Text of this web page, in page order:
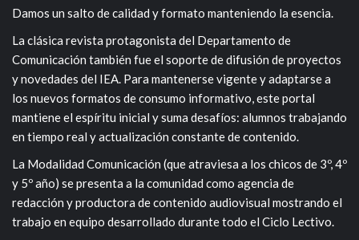
Damos un salto de calidad y formato manteniendo la esencia.
La clásica revista protagonista del Departamento de
Comunicación también fue el soporte de difusión de proyectos
y novedades del IEA. Para mantenerse vigente y adaptarse a
los nuevos formatos de consumo informativo, este portal
mantiene el espíritu inicial y suma desafíos: alumnos trabajando
en tiempo real y actualización constante de contenido.
La Modalidad Comunicación (que atraviesa a los chicos de 3º, 4º
y 5º año) se presenta a la comunidad como agencia de
redacción y productora de contenido audiovisual mostrando el
trabajo en equipo desarrollado durante todo el Ciclo Lectivo.